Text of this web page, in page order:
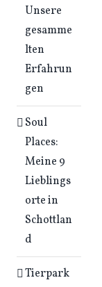
Unsere
gesamme
lten
Erfahrun
gen
Soul
Places:
Meine 9
Lieblings
orte in
Schottlan
d
Tierpark